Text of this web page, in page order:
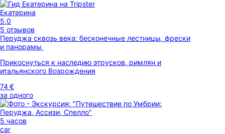
Екатерина
5,0
5 отзывов
Перуджа сквозь века: бесконечные лестницы, фрески
и панорамы
Прикоснуться к наследию этрусков, римлян и
итальянского Возрождения
74 €
за одного
5 часов
car